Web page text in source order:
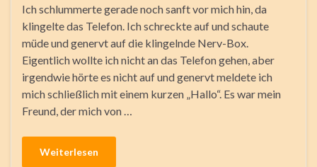
Ich schlummerte gerade noch sanft vor mich hin, da
klingelte das Telefon. Ich schreckte auf und schaute
müde und genervt auf die klingelnde Nerv-Box.
Eigentlich wollte ich nicht an das Telefon gehen, aber
irgendwie hörte es nicht auf und genervt meldete ich
mich schließlich mit einem kurzen „Hallo“. Es war mein
Freund, der mich von …
Weiterlesen